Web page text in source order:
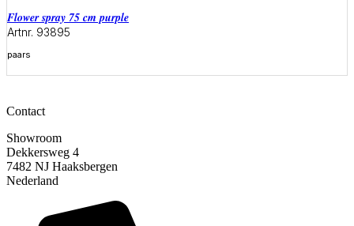
flower spray 75 cm purple
Artnr. 93895
paars
Meer informatie
Contact
Showroom
Dekkersweg 4
7482 NJ Haaksbergen
Nederland